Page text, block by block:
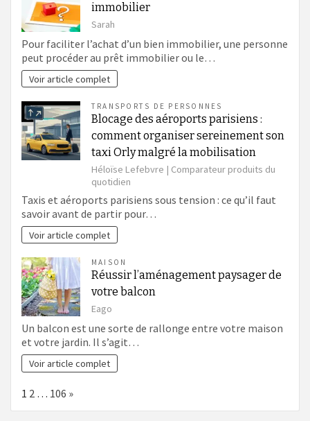
immobilier
Sarah
Pour faciliter l’achat d’un bien immobilier, une personne
peut procéder au prêt immobilier ou le…
Voir article complet
TRANSPORTS DE PERSONNES
Blocage des aéroports parisiens :
comment organiser sereinement son
taxi Orly malgré la mobilisation
Héloïse Lefebvre | Comparateur produits du
quotidien
Taxis et aéroports parisiens sous tension : ce qu’il faut
savoir avant de partir pour…
Voir article complet
MAISON
Réussir l’aménagement paysager de
votre balcon
Eago
Un balcon est une sorte de rallonge entre votre maison
et votre jardin. Il s’agit…
Voir article complet
Page:
1 2 … 106 Next
»